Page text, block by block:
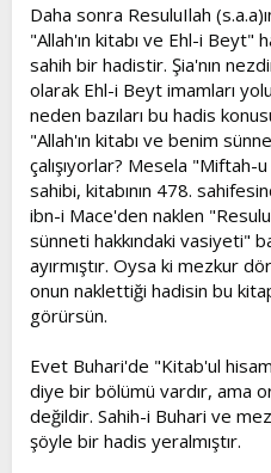
Daha sonra ResuluIlah
"Allah'ın kitabı ve Ehl-i Beyt"
sahih bir hadistir. Şia'nın
olarak Ehl-i Beyt imamları
neden bazıları bu hadis
"Allah'ın kitabı ve benim
çalışıyorlar? Mesela "Miftah-
sahibi, kitabının 478.
ibn-i Mace'den naklen
sünneti hakkındaki vasiyeti"
ayırmıştır. Oysa ki mezkur
onun naklettiği hadisin bu
görürsün.
Evet Buhari'de "Kitab'ul
diye bir bölümü vardır, ama
değildir. Sahih-i Buhari ve
şöyle bir hadis yeralmıştır.